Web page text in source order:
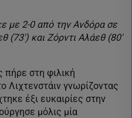
με 2-0 από την Ανδόρα σε
(73′) και Ζόρντι Αλάεθ (80′
στη φιλική
Λιχτενστάιν γνωρίζοντας
έξι ευκαιρίες στην
μόλις μία